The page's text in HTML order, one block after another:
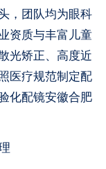
，团队均为眼科
资质与丰富儿童
光矫正、高度近
医疗规范制定配
化配镜安徽合肥